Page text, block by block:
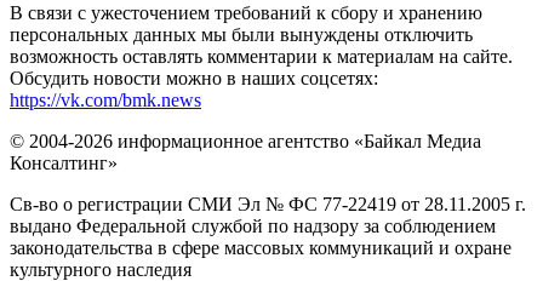
В связи с ужесточением требований к сбору и хранению
персональных данных мы были вынуждены отключить
возможность оставлять комментарии к материалам на сайте.
Обсудить новости можно в наших соцсетях:
https://vk.com/bmk.news
© 2004-2026 информационное агентство «Байкал Медиа
Консалтинг»
Св-во о регистрации СМИ Эл № ФС 77-22419 от 28.11.2005 г.
выдано Федеральной службой по надзору за соблюдением
законодательства в сфере массовых коммуникаций и охране
культурного наследия